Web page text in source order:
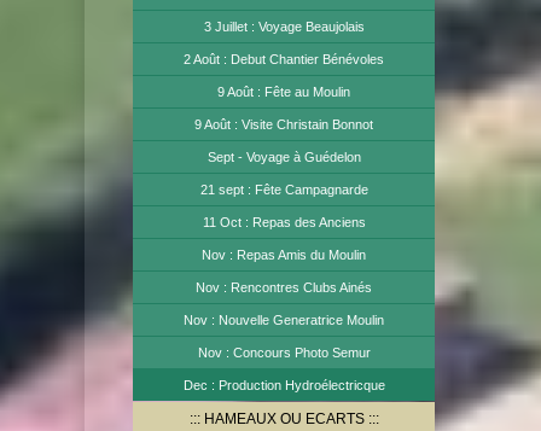
3 Juillet : Voyage Beaujolais
2 Août : Debut Chantier Bénévoles
9 Août : Fête au Moulin
9 Août : Visite Christain Bonnot
Sept - Voyage à Guédelon
21 sept : Fête Campagnarde
11 Oct : Repas des Anciens
Nov : Repas Amis du Moulin
Nov : Rencontres Clubs Ainés
Nov : Nouvelle Generatrice Moulin
Nov : Concours Photo Semur
Dec : Production Hydroélectricque
HAMEAUX OU ECARTS